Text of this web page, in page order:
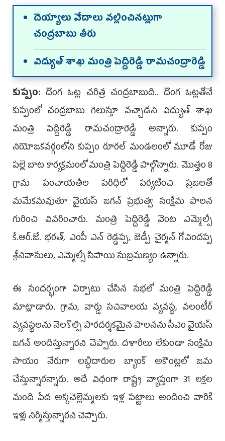
దెయ్యాలు వేదాలు వల్లించినట్లుగా
చంద్రబాబు తీరు
విద్యుత్‌ శాఖ మంత్రి పెద్దిరెడ్డి రామచంద్రారెడ్డి
కుప్పం: దొంగ ఓట్ల చరిత్ర చంద్రబాబుది.. దొంగ ఓట్లతోనే
కుప్పంలో చంద్రబాబు గెలుస్తూ వచ్చాడని విద్యుత్‌ శాఖ
మంత్రి పెద్దిరెడ్డి రామచంద్రారెడ్డి అన్నారు. కుప్పం
నియోజకవర్గంలోని కుప్పం రూరల్‌ మండలంలో మూడో రోజు
పల్లె బాట కార్యక్రమంలో మంత్రి పెద్దిరెడ్డి పాల్గొన్నారు. మొత్తం 8
గ్రామ పంచాయతీల పరిధిలో పర్యటించి ప్రజలతో
మమేకమవుతూ వైయస్‌ జగన్‌ ప్రభుత్వ సంక్షేమ పాలన
గురించి వివరించారు. మంత్రి పెద్దిరెడ్డి వెంట ఎమ్మెల్సీ
కే.ఆర్‌.జే. భరత్, ఎంపీ ఎన్‌ రెడ్డప్ప, జెడ్పీ చైర్మన్‌ గోవిందప్ప
శ్రీనివాసులు, ఎమ్మెల్సీ సిపాయి సుబ్రమణ్యం ఉన్నారు.
ఈ సందర్భంగా ఏర్పాటు చేసిన సభలో మంత్రి పెద్దిరెడ్డి
మాట్లాడారు. గ్రామ, వార్డు సచివాలయ వ్యవస్థ, వలంటీర్‌
వ్యవస్థలను నెలకొల్పి పారదర్శకమైన పాలనను సీఎం వైయస్‌
జగన్‌ అందిస్తున్నారని చెప్పారు. దళారీలు లేకుండా సంక్షేమ
సాయం నేరుగా లబ్ధిదారుల బ్యాంక్‌ అకౌంట్లలో జమ
చేస్తున్నారన్నారు. అదే విధంగా రాష్ట్ర వ్యాప్తంగా 31 లక్షల
మంది పేద అక్కచెల్లెమ్మలకు ఇళ్ల పట్టాలు అందించి వారికి
ఇళ్లు నిర్మిస్తున్నారని చెప్పారు.